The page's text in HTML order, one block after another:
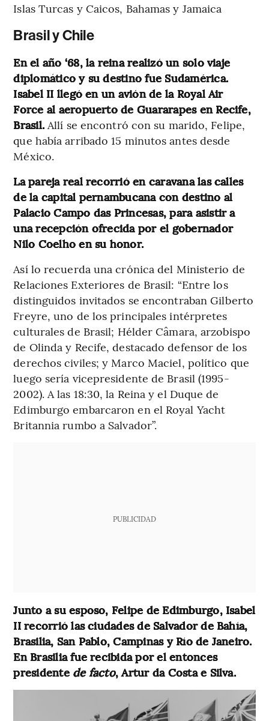
Islas Turcas y Caicos, Bahamas y Jamaica
Brasil y Chile
En el año ‘68, la reina realizó un solo viaje
diplomático y su destino fue Sudamérica.
Isabel II llegó en un avión de la Royal Air
Force al aeropuerto de Guararapes en Recife,
Brasil. Allí se encontró con su marido, Felipe,
que había arribado 15 minutos antes desde
México.
La pareja real recorrió en caravana las calles
de la capital pernambucana con destino al
Palacio Campo das Princesas, para asistir a
una recepción ofrecida por el gobernador
Nilo Coelho en su honor.
Así lo recuerda una crónica del Ministerio de
Relaciones Exteriores de Brasil: “Entre los
distinguidos invitados se encontraban Gilberto
Freyre, uno de los principales intérpretes
culturales de Brasil; Hélder Câmara, arzobispo
de Olinda y Recife, destacado defensor de los
derechos civiles; y Marco Maciel, político que
luego sería vicepresidente de Brasil (1995-
2002). A las 18:30, la Reina y el Duque de
Edimburgo embarcaron en el Royal Yacht
Britannia rumbo a Salvador”.
PUBLICIDAD
Junto a su esposo, Felipe de Edimburgo, Isabel
II recorrió las ciudades de Salvador de Bahía,
Brasilia, San Pablo, Campinas y Río de Janeiro.
En Brasilia fue recibida por el entonces
presidente de facto, Artur da Costa e Silva.